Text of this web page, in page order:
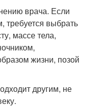
врача. Если
требуется выбрать
массе тела,
жизни, позой
другим, не